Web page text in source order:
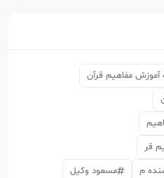
آموزش مفاهیم قرآن
قر
م
مسعود وکیل